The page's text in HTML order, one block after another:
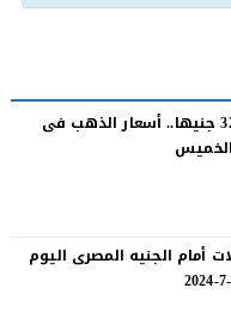
عيار 21 بـ3220 جنيها.. أسعار الذهب فى
أمام الجنيه المصرى اليوم